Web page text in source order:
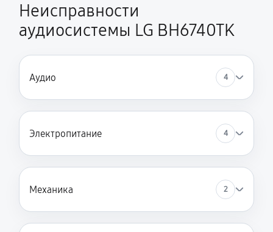
Неисправности
аудиосистемы LG BH6740TK
Аудио 4
Электропитание 4
Механика 2